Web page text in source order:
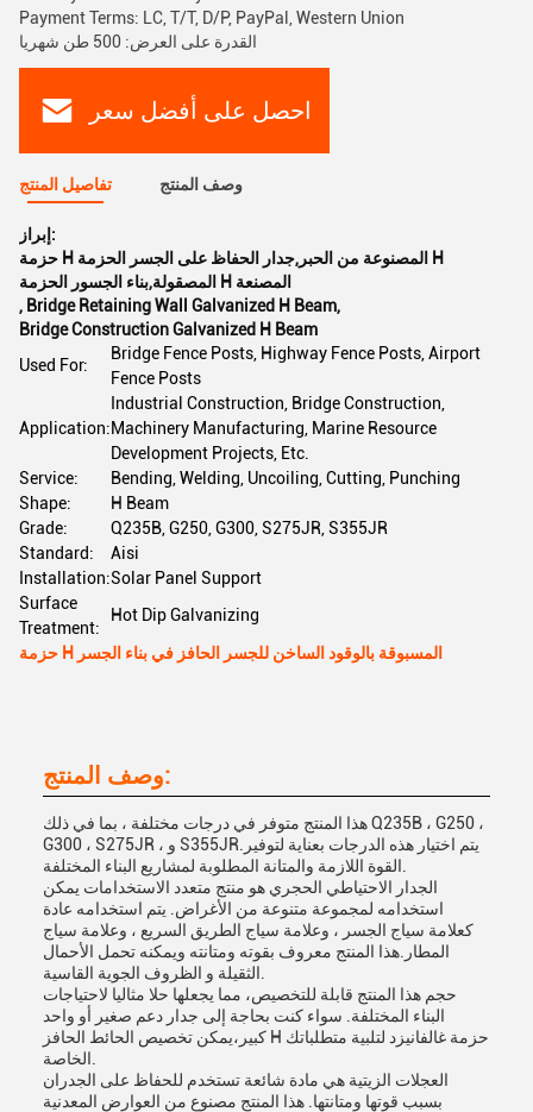
Payment Terms: LC, T/T, D/P, PayPal, Western Union
القدرة على العرض: 500 طن شهريا
احصل على أفضل سعر
تفاصيل المنتج وصف المنتج
إبراز:
حزمة H المصنوعة من الحبر,جدار الحفاظ على الجسر الحزمة H
المصقولة,بناء الجسور الحزمة H المصنعة
, Bridge Retaining Wall Galvanized H Beam,
Bridge Construction Galvanized H Beam
Used For:
Bridge Fence Posts, Highway Fence Posts, Airport
Fence Posts
Application:
Industrial Construction, Bridge Construction,
Machinery Manufacturing, Marine Resource
Development Projects, Etc.
Service:
Bending, Welding, Uncoiling, Cutting, Punching
Shape:
H Beam
Grade:
Q235B, G250, G300, S275JR, S355JR
Standard:
Aisi
Installation:Solar Panel Support
Surface
Treatment:
Hot Dip Galvanizing
حزمة H المسبوقة بالوقود الساخن للجسر الحافز في بناء الجسر
وصف المنتج:
هذا المنتج متوفر في درجات مختلفة ، بما في ذلك Q235B ، G250 ،
G300 ، S275JR ، و S355JR.يتم اختيار هذه الدرجات بعناية لتوفير
الجدار الاحتياطي الحجري هو منتج متعدد الاستخدامات يمكن
استخدامه لمجموعة متنوعة من الأغراض. يتم استخدامه عادة
كعلامة سياج الجسر ، وعلامة سياج الطريق السريع ، وعلامة سياج
المطار.هذا المنتج معروف بقوته ومتانته ويمكنه تحمل الأحمال
حجم هذا المنتج قابلة للتخصيص، مما يجعلها حلا مثاليا لاحتياجات
البناء المختلفة. سواء كنت بحاجة إلى جدار دعم صغير أو واحد
كبير،يمكن تخصيص الحائط الحافز H حزمة غالفانيزد لتلبية متطلباتك
العجلات الزيتية هي مادة شائعة تستخدم للحفاظ على الجدران
بسبب قوتها ومتانتها. هذا المنتج مصنوع من العوارض المعدنية